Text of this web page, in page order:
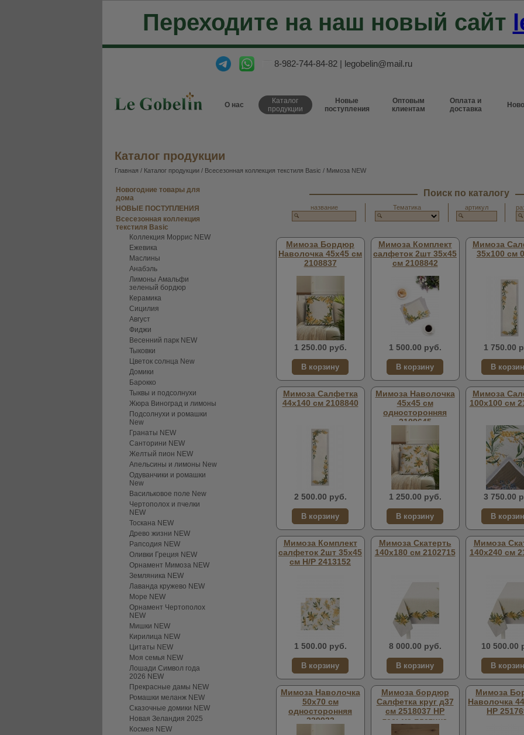
Переходите на наш новый сайт
8-982-744-84-82| legobelin@mail.ru
О нас
Каталог
продукции
Новые
поступления
Оптовым
клиентам
Оплата и
доставка
Каталог продукции
Главная / Каталог продукции/ Всесезонная коллекция текстиля Basic / Мимоза NEW
Новогодние товары для
дома
НОВЫЕ ПОСТУПЛЕНИЯ
Всесезонная коллекция
текстиля Basic
Коллекция Моррис NEW
Ежевика
Маслины
Анабэль
Лимоны Амальфи
зеленый бордюр
Керамика
Сицилия
Август
Фиджи
Весенний парк NEW
Тыковки
Цветок солнца New
Домики
Барокко
Тыквы и подсолнухи
Жюра Виноград и лимоны
Подсолнухи и ромашки
New
Гранаты NEW
Санторини NEW
Желтый пион NEW
Апельсины и лимоны New
Одуванчики и ромашки
New
Васильковое поле New
Чертополох и пчелки
NEW
Тоскана NEW
Древо жизни NEW
Рапсодия NEW
Оливки Греция NEW
Орнамент Мимоза NEW
Земляника NEW
Лаванда кружево NEW
Море NEW
Орнамент Чертополох
NEW
Мишки NEW
Кирилица NEW
Цитаты NEW
Моя семья NEW
Лошади Символ года
2026 NEW
Прекрасные дамы NEW
Ромашки меланж NEW
Сказочные домики NEW
Новая Зеландия 2025
Космея NEW
Поиск по каталогу
название Тематика артикул
Мимоза Бордюр
Наволочка 45х45 см
2108837
1 250.00 руб.
Мимоза Комплект
салфеток 2шт 35х45
см 2108842
1 500.00 руб.
Мимоза
35х100 см
1 750.00
Мимоза Салфетка
44х140 см 2108840
2 500.00 руб.
Мимоза Наволочка
45х45 см
односторонняя
2109645
1 250.00 руб.
Мимоза
100х100 см
3 750.00
Мимоза Комплект
салфеток 2шт 35х45
см Н/Р 2413152
1 500.00 руб.
Мимоза Скатерть
140х180 см 2102715
8 000.00 руб.
Мимоза
140х240 см
10 500.00
Мимоза Наволочка
50х70 см
односторонняя
239933
Мимоза бордюр
Салфетка круг д37
см 2518037 НР
тесьма платина
Мимоза
Наволочка
НР